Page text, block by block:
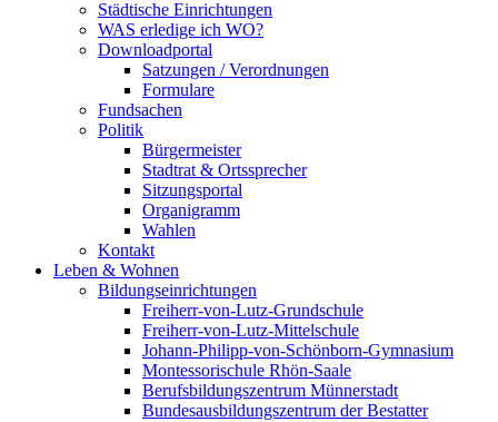
Städtische Einrichtungen
WAS erledige ich WO?
Downloadportal
Satzungen / Verordnungen
Formulare
Fundsachen
Politik
Bürgermeister
Stadtrat & Ortssprecher
Sitzungsportal
Organigramm
Wahlen
Kontakt
Leben & Wohnen
Bildungseinrichtungen
Freiherr-von-Lutz-Grundschule
Freiherr-von-Lutz-Mittelschule
Johann-Philipp-von-Schönborn-Gymnasium
Montessorischule Rhön-Saale
Berufsbildungszentrum Münnerstadt
Bundesausbildungszentrum der Bestatter